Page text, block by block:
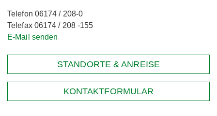
Telefon 06174 / 208-0
Telefax 06174 / 208 -155
E-Mail senden
STANDORTE & ANREISE
KONTAKTFORMULAR